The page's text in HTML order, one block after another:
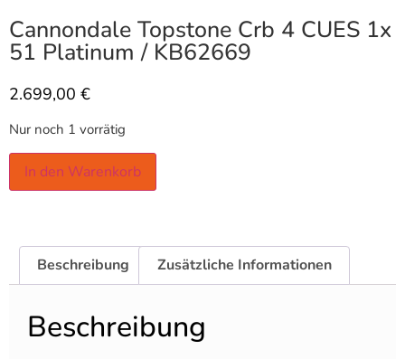
Cannondale Topstone Crb 4 CUES 1x
51 Platinum / KB62669
2.699,00 €
Nur noch 1 vorrätig
In den Warenkorb
Beschreibung Zusätzliche Informationen
Beschreibung